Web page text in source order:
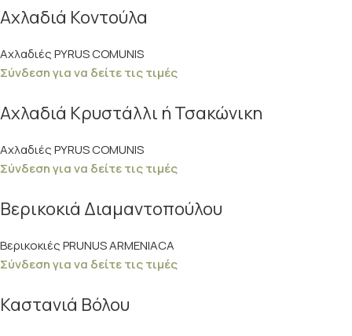
Αχλαδιά Κοντούλα
Αχλαδιές PYRUS COMUNIS
Σύνδεση για να δείτε τις τιμές
Αχλαδιά Κρυστάλλι ή Τσακώνικη
Αχλαδιές PYRUS COMUNIS
Σύνδεση για να δείτε τις τιμές
Βερικοκιά Διαμαντοπούλου
Βερικοκιές PRUNUS ARMENIACA
Σύνδεση για να δείτε τις τιμές
Καστανιά Βόλου